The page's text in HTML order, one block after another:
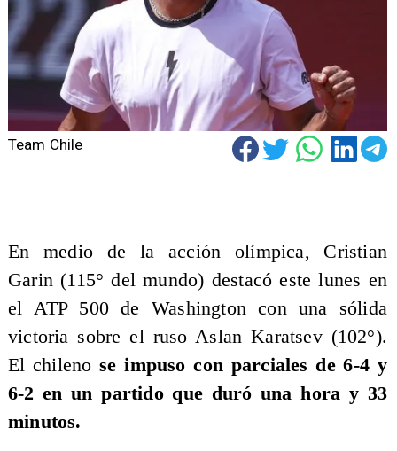
Team Chile
En medio de la acción olímpica, Cristian
Garin (115° del mundo) destacó este lunes en
el ATP 500 de Washington con una sólida
victoria sobre el ruso Aslan Karatsev (102°).
El chileno se impuso con parciales de 6-4 y
6-2 en un partido que duró una hora y 33
minutos.